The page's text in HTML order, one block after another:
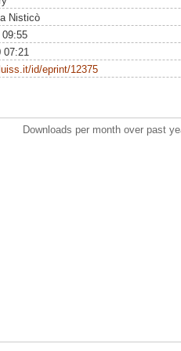
Nisticò
07:21
id/eprint/12375
Downloads per month over past